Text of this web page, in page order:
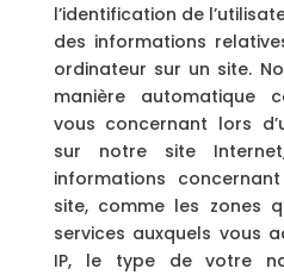
l’identification de
des informations
ordinateur sur un site.
manière automatique
vous concernant lors
sur notre site
informations
site, comme les zones
services auxquels vous
IP, le type de votre